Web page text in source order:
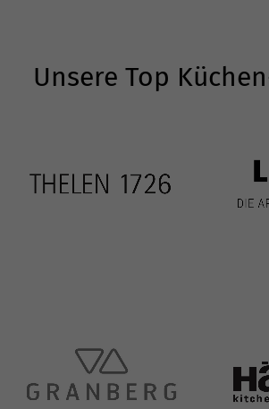
Unsere Top